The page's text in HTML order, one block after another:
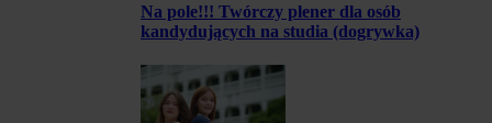
Na pole!!! Twórczy plener dla osób
kandydujących na studia (dogrywka)